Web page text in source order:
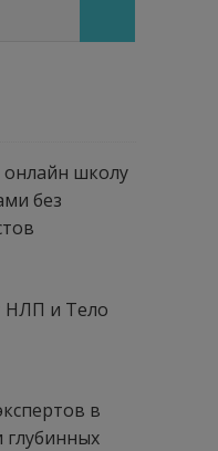
по
онлайн школу
без
НЛП и Тело
в